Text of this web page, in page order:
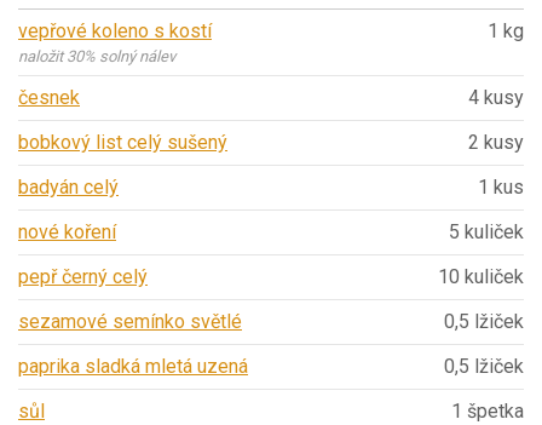
vepřové koleno s kostí
naložit 30% solný nálev
1 kg
česnek
4 kusy
bobkový list celý sušený
2 kusy
badyán celý
1 kus
nové koření
5 kuliček
pepř černý celý
10 kuliček
sezamové semínko světlé
0,5 lžiček
paprika sladká mletá uzená
0,5 lžiček
sůl
1 špetka